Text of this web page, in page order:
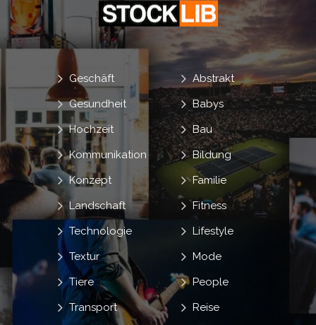
Abstrakt
Babys
Bau
Bildung
Familie
Fitness
Geschäft
Gesundheit
Hochzeit
Kommunikation
Konzept
Landschaft
Lifestyle
Mode
People
Reise
Technologie
Textur
Tiere
Transport